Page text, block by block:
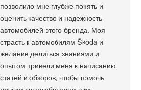
позволило мне глубже понять и
оценить качество и надежность
автомобилей этого бренда. Моя
страсть к автомобилям Škoda и
желание делиться знаниями и
опытом привели меня к написанию
статей и обзоров, чтобы помочь